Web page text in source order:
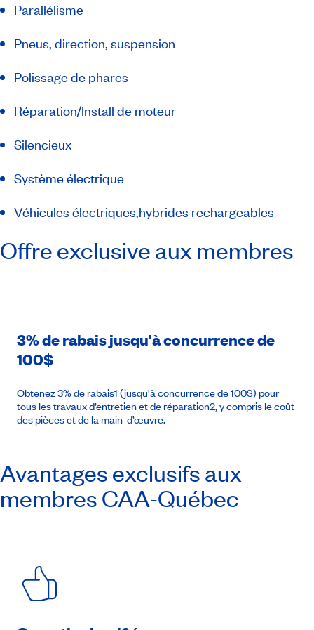
Parallélisme
Pneus, direction, suspension
Polissage de phares
Réparation/Install de moteur
Silencieux
Système électrique
Véhicules électriques,hybrides rechargeables
Offre exclusive aux membres
3% de rabais jusqu'à concurrence de
100$
Obtenez 3% de rabais1 (jusqu'à concurrence de 100$) pour
tous les travaux d’entretien et de réparation2, y compris le coût
des pièces et de la main-d’œuvre.
Avantages exclusifs aux
membresCAA-Québec